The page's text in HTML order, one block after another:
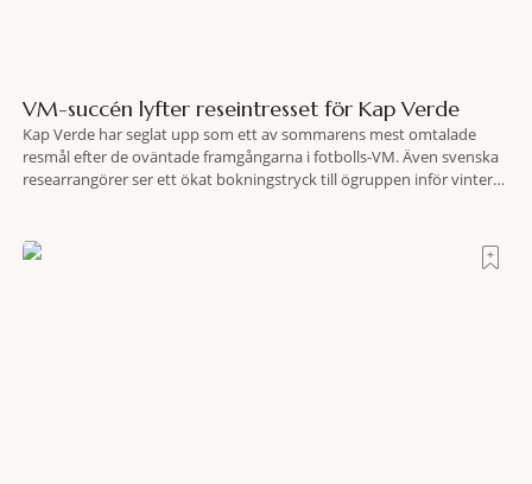
VM-succén lyfter reseintresset för Kap Verde
Kap Verde har seglat upp som ett av sommarens mest omtalade
resmål efter de oväntade framgångarna i fotbolls-VM. Även svenska
researrangörer ser ett ökat bokningstryck till ögruppen inför vintern.
motsvarande vecka i